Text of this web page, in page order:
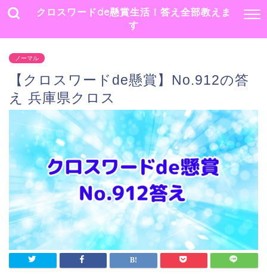
クロスワードde懸賞生活！答え全部教えま
す
ノーマル
【クロスワードde懸賞】No.912の答
え 兵庫県クロス